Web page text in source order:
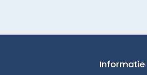
Informatie